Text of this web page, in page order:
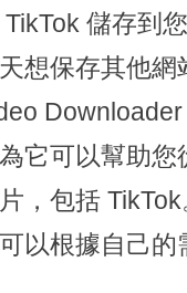
儲存到您
想保存其他網
它可以幫助您
，包括
以根據自己的